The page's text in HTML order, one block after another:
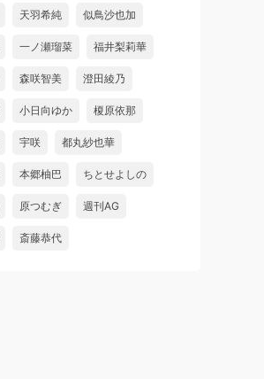
天羽希純 似鳥沙也加
一ノ瀬瑠菜 福井梨莉華
森咲智美 澄田綾乃
小日向ゆか 榎原依那
宇咲 都丸紗也華
本郷柚巴 ちとせよしの
原つむぎ 週刊AG
斎藤恭代